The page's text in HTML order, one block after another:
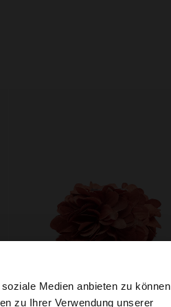
Medien anbieten zu können
zu Ihrer Verwendung unserer
×